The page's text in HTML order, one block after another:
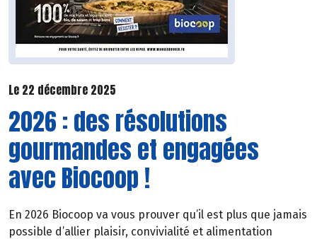
Le 22 décembre 2025
2026 : des résolutions
gourmandes et engagées
avec Biocoop !
En 2026 Biocoop va vous prouver qu’il est plus que jamais
possible d’allier plaisir, convivialité et alimentation